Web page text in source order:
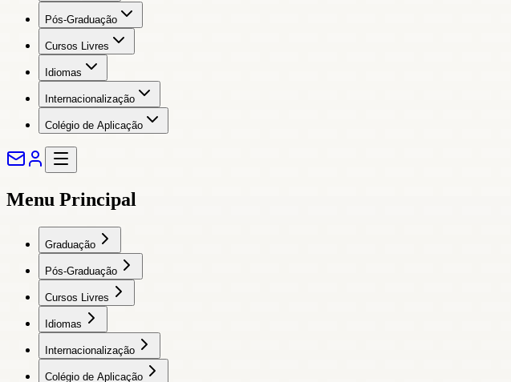
Pós-Graduação
Cursos Livres
Idiomas
Internacionalização
Colégio de Aplicação
Menu Principal
Graduação
Pós-Graduação
Cursos Livres
Idiomas
Internacionalização
Colégio de Aplicação